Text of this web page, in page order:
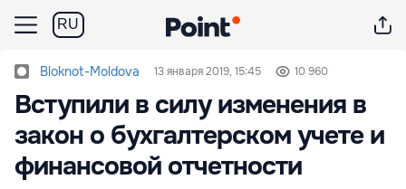
RU
Bloknot-Moldova 13 января 2019, 15:45 10 960
Вступили в силу изменения в
закон о бухгалтерском учете и
финансовой отчетности